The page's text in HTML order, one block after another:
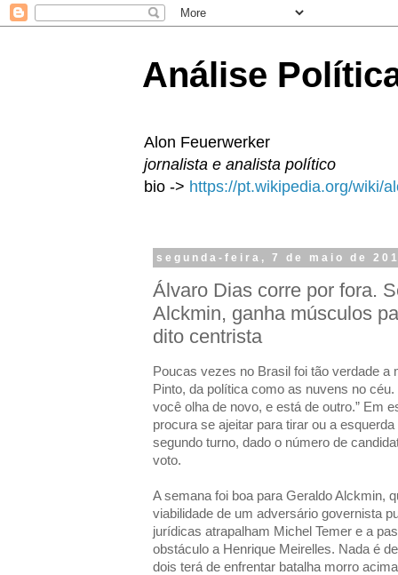
Análise
Alon Feuerwerker
jornalista e analista político
bio -> https://pt.wikipedia.org/wiki/
segunda-feira, 7 de maio de
Álvaro Dias corre por fora.
Alckmin, ganha músculos
dito centrista
Poucas vezes no Brasil foi tão verdade a
Pinto, da política como as nuvens no
você olha de novo, e está de outro.” Em
procura se ajeitar para tirar ou a
segundo turno, dado o número de
voto.
A semana foi boa para Geraldo Alckmin,
viabilidade de um adversário governista
jurídicas atrapalham Michel Temer e a
obstáculo a Henrique Meirelles. Nada é
dois terá de enfrentar batalha morro